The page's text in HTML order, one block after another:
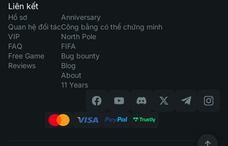
Liên kết
Hồ sơ
Quan hệ đối tác
VIP
FAQ
Free Game
Reviews
Anniversary
Công bằng có thể chứng minh
North Pole
FIFA
Bug bounty
Blog
About
11 Years